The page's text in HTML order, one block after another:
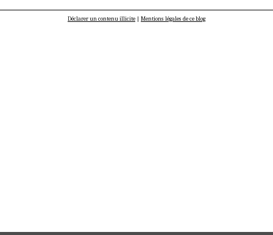
Déclarer un contenu illicite | Mentions légales de ce blog